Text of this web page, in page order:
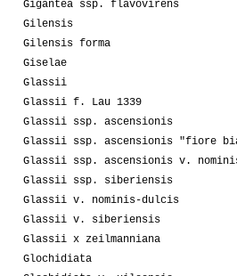
Gigantea ssp. flavovirens
Gilensis
Gilensis forma
Giselae
Glassii
Glassii f. Lau 1339
Glassii ssp. ascensionis
Glassii ssp. ascensionis "fiore
Glassii ssp. ascensionis v.
Glassii ssp. siberiensis
Glassii v. nominis-dulcis
Glassii v. siberiensis
Glassii x zeilmanniana
Glochidiata